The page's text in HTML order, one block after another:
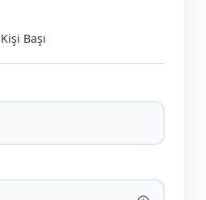
Kişi Başı